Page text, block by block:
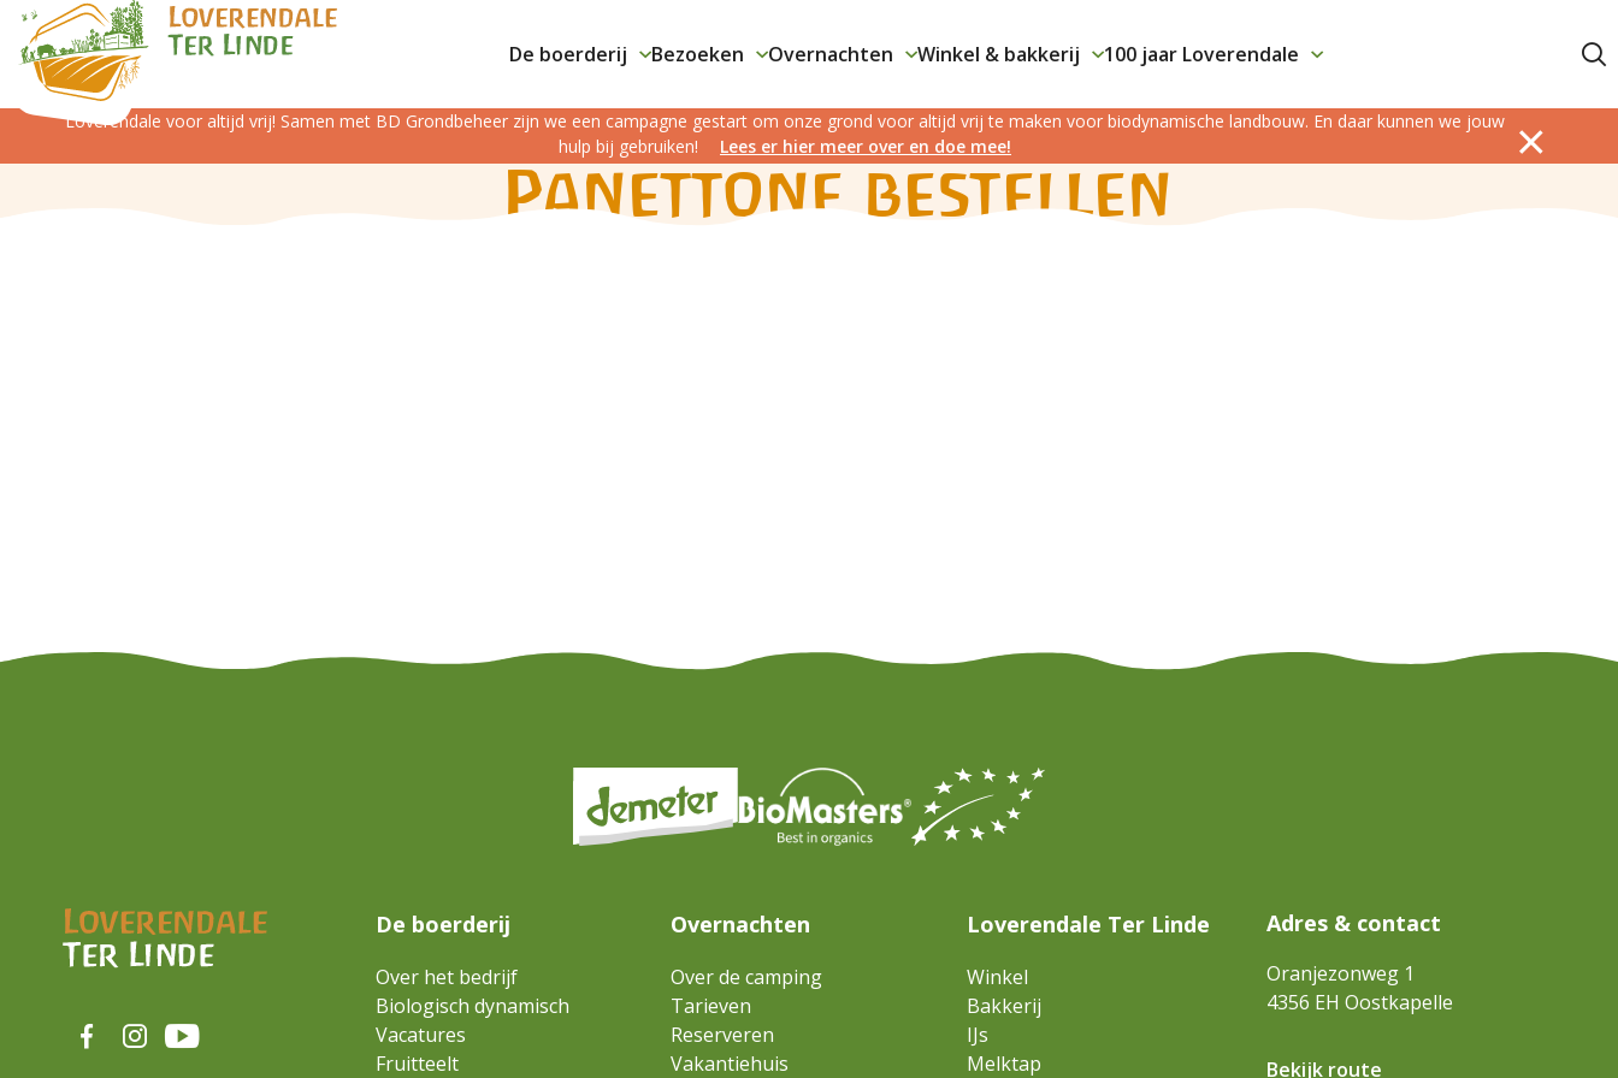
De boerderij Bezoeken Overnachten Winkel & bakkerij 100 jaar Loverendale
Loverendale voor altijd vrij! Samen met BD Grondbeheer zijn we een campagne gestart om onze grond voor altijd vrij te maken voor biodynamische landbouw. En daar kunnen we jouw
hulp bij gebruiken!
Lees er hier meer over en doe mee!
Panettone bestellen
De boerderij
Over het bedrijf
Biologisch dynamisch
Vacatures
Fruitteelt
Overnachten
Over de camping
Tarieven
Reserveren
Vakantiehuis
Loverendale Ter Linde
Winkel
Bakkerij
IJs
Melktap
Adres & contact
Oranjezonweg 1
4356 EH Oostkapelle
Bekijk route